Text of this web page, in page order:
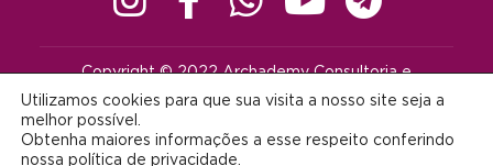
Copyright © 2022 Archademy Consultoria e
reservados |contato@archademy.com.br |
Desenvolvido por:
Utilizamos cookies para que sua visita a nosso site seja a
melhor possível.
Obtenha maiores informações a esse respeito conferindo
nossa política de privacidade